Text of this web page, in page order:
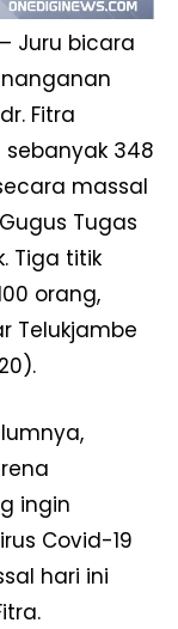
Juru bicara
Fitra
sebanyak 348
massal
Tugas
Tiga titik
orang,
Telukjambe
ingin
Covid-19
hari ini